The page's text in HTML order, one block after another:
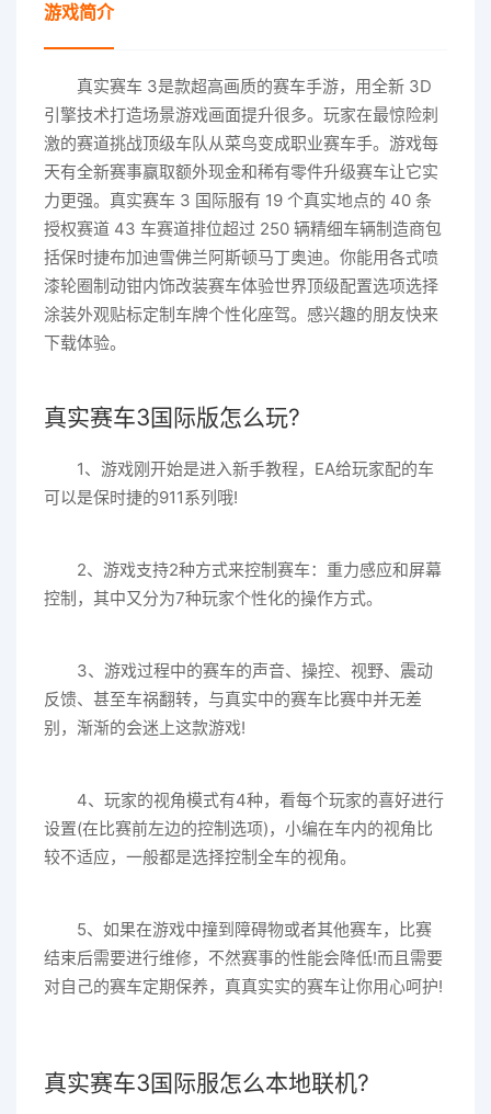
游戏简介
真实赛车 3是款超高画质的赛车手游，用全新 3D
引擎技术打造场景游戏画面提升很多。玩家在最惊险刺
激的赛道挑战顶级车队从菜鸟变成职业赛车手。游戏每
天有全新赛事赢取额外现金和稀有零件升级赛车让它实
力更强。真实赛车 3 国际服有 19 个真实地点的 40 条
授权赛道 43 车赛道排位超过 250 辆精细车辆制造商包
括保时捷布加迪雪佛兰阿斯顿马丁奥迪。你能用各式喷
漆轮圈制动钳内饰改装赛车体验世界顶级配置选项选择
涂装外观贴标定制车牌个性化座驾。感兴趣的朋友快来
下载体验。
真实赛车3国际版怎么玩?
1、游戏刚开始是进入新手教程，EA给玩家配的车
可以是保时捷的911系列哦!
2、游戏支持2种方式来控制赛车：重力感应和屏幕
控制，其中又分为7种玩家个性化的操作方式。
3、游戏过程中的赛车的声音、操控、视野、震动
反馈、甚至车祸翻转，与真实中的赛车比赛中并无差
别，渐渐的会迷上这款游戏!
4、玩家的视角模式有4种，看每个玩家的喜好进行
设置(在比赛前左边的控制选项)，小编在车内的视角比
较不适应，一般都是选择控制全车的视角。
5、如果在游戏中撞到障碍物或者其他赛车，比赛
结束后需要进行维修，不然赛事的性能会降低!而且需要
对自己的赛车定期保养，真真实实的赛车让你用心呵护!
真实赛车3国际服怎么本地联机?